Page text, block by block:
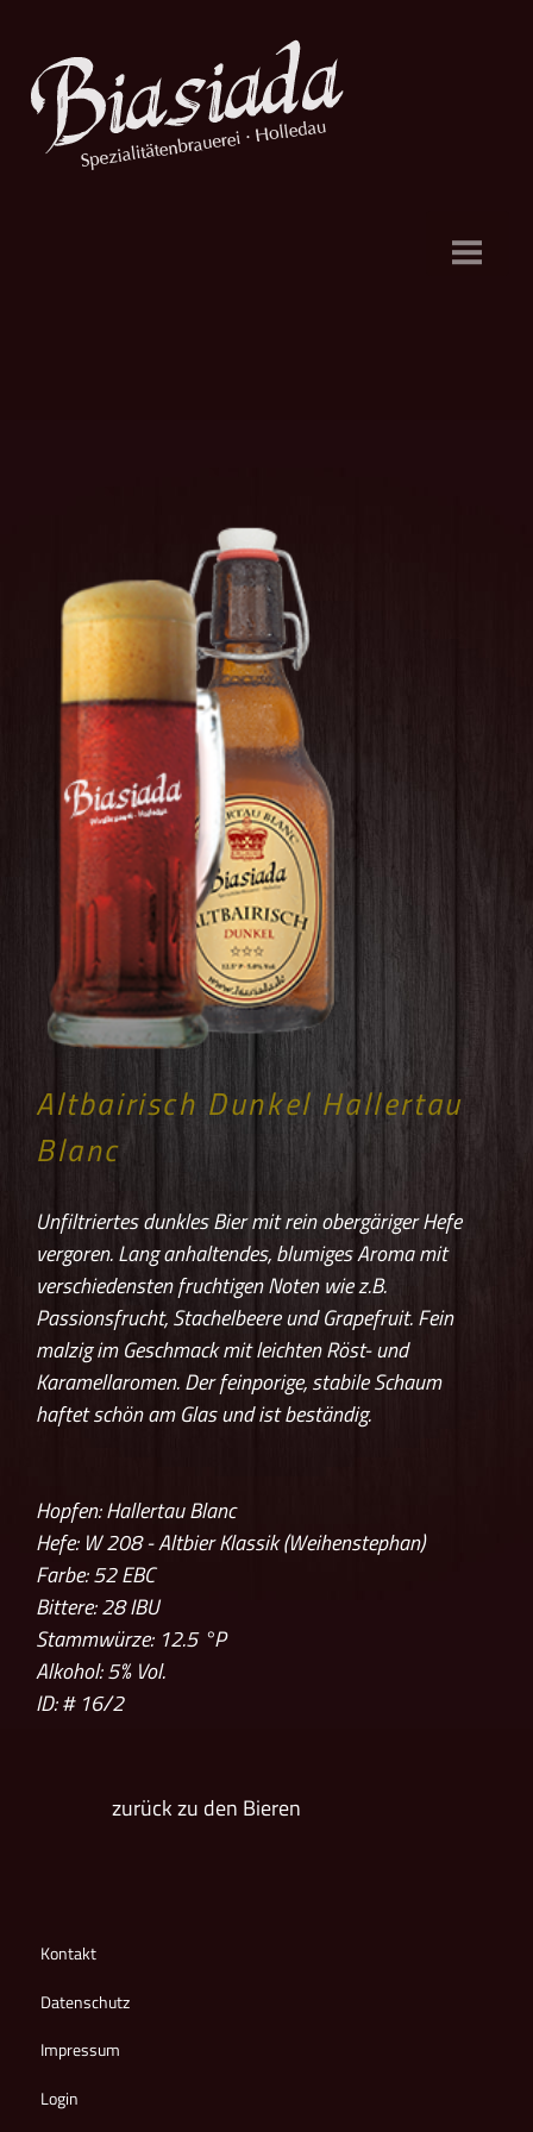
Altbairisch Dunkel Hallertau
Blanc
Unfiltriertes dunkles Bier mit rein obergäriger Hefe
vergoren. Lang anhaltendes, blumiges Aroma mit
verschiedensten fruchtigen Noten wie z.B.
Passionsfrucht, Stachelbeere und Grapefruit. Fein
malzig im Geschmack mit leichten Röst- und
Karamellaromen. Der feinporige, stabile Schaum
haftet schön am Glas und ist beständig.
Hopfen: Hallertau Blanc
Hefe: W 208 - Altbier Klassik (Weihenstephan)
Farbe: 52EBC
Bittere: 28IBU
Stammwürze: 12.5 °P
Alkohol: 5% Vol.
ID: # 16/2
zurück zu den Bieren
Kontakt
Datenschutz
Impressum
Login